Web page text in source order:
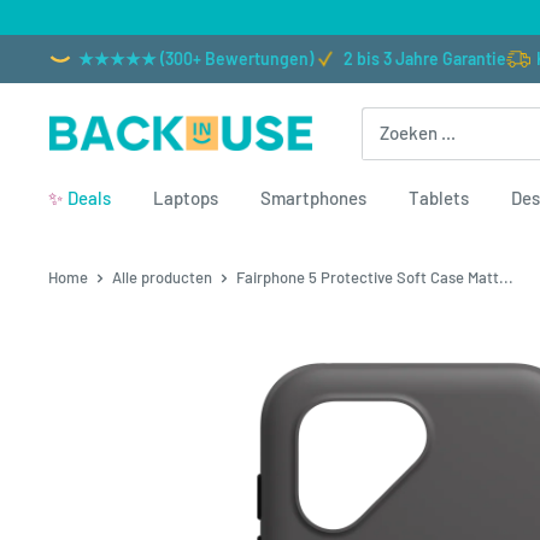
2 bis 3
Back in Use
✨ Deals Laptops Smartphones Tablets
Home Alle producten Fairphone 5 Protective Soft Case Matt...